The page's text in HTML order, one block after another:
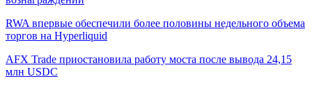
RWA впервые обеспечили более половины недельного объема
торгов на Hyperliquid
AFX Trade приостановила работу моста после вывода 24,15
млн USDC